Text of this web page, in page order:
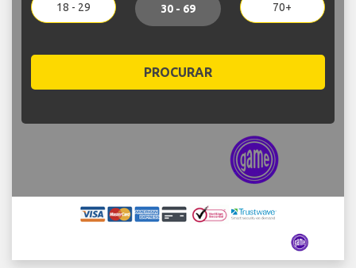
18 - 29 30 - 69 70+
PROCURAR